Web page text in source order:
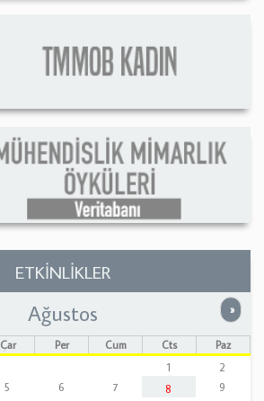
ETKİNLİKLER
»
Ağustos
Çar Per Cum Cts
Paz
1
2
5 6 7 8
9